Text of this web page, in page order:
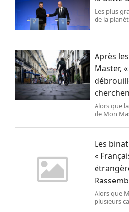
sortant,
Les plus
de la
pleine
pays a
défense et
Après
Master,
Alors que
de Mon
racontent
tension.
Les
«
Alors que
plusieurs